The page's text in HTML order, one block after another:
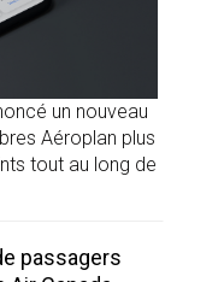
un nouveau
Aéroplan plus
tout au long de
passagers